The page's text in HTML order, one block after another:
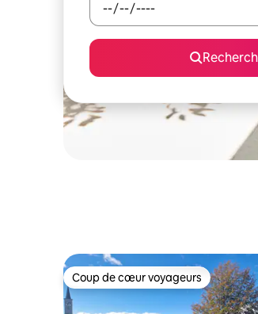
Coup de cœur voyageurs
Coup de cœur voyageurs